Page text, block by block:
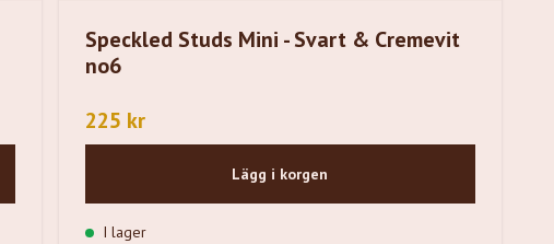
Speckled Studs Mini - Svart & Cremevit
no6
225 kr
Lägg i korgen
I lager